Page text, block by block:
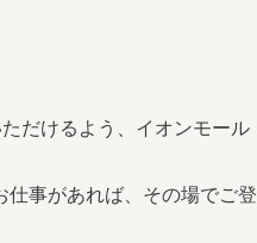
だけるよう、イオンモール
事があれば、その場でご登